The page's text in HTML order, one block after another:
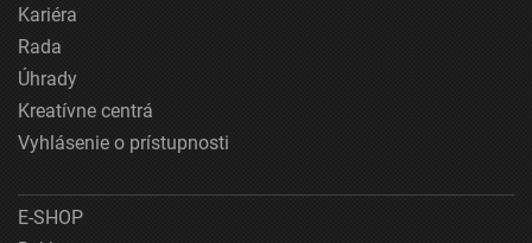
Kariéra
Rada
Úhrady
Kreatívne centrá
Vyhlásenie o prístupnosti
E-SHOP